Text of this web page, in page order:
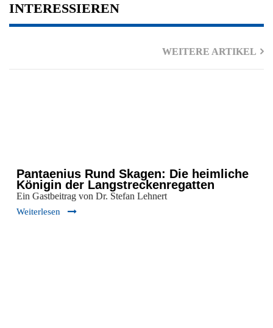
INTERESSIEREN
WEITERE ARTIKEL
Pantaenius Rund Skagen: Die heimliche
Königin der Langstreckenregatten
Ein Gastbeitrag von Dr. Stefan Lehnert
Weiterlesen